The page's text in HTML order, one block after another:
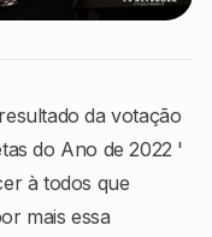
da votação
do Ano de 2022 '
à todos que
mais essa